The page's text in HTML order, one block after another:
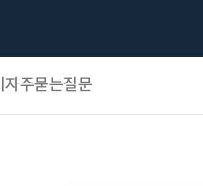
자주묻는질문